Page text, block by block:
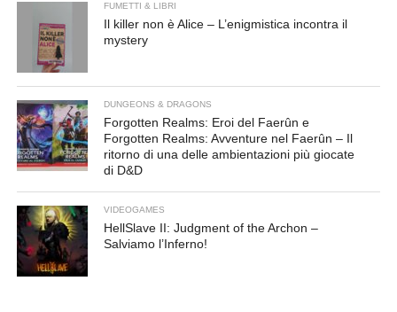
FUMETTI & LIBRI
Il killer non è Alice – L’enigmistica incontra il
mystery
DUNGEONS & DRAGONS
Forgotten Realms: Eroi del Faerûn e
Forgotten Realms: Avventure nel Faerûn – Il
ritorno di una delle ambientazioni più giocate
di D&D
VIDEOGAMES
HellSlave II: Judgment of the Archon –
Salviamo l’Inferno!